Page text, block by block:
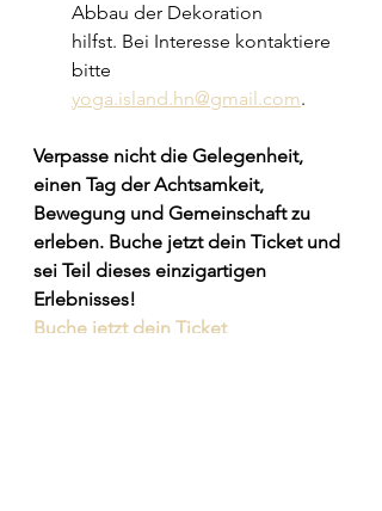
Abbau der Dekoration
hilfst. Bei Interesse kontaktiere
bitte
yoga.island.hn@gmail.com.
Verpasse nicht die Gelegenheit,
einen Tag der Achtsamkeit,
Bewegung und Gemeinschaft zu
erleben. Buche jetzt dein Ticket und
sei Teil dieses einzigartigen
Erlebnisses!​
Buche jetzt dein Ticket